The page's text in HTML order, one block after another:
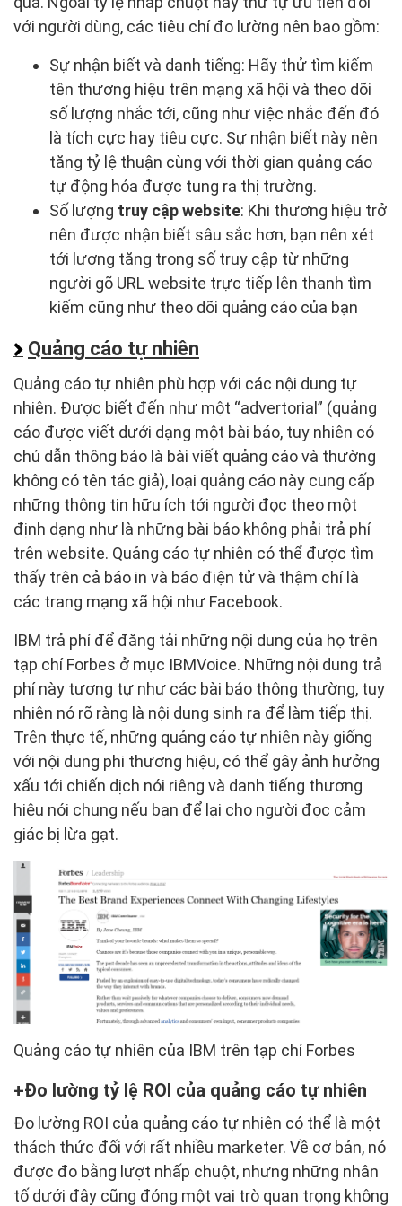
với người dùng, các tiêu chí đo lường nên bao gồm:
Sự nhận biết và danh tiếng: Hãy thử tìm kiếm
tên thương hiệu trên mạng xã hội và theo dõi
số lượng nhắc tới, cũng như việc nhắc đến đó
là tích cực hay tiêu cực. Sự nhận biết này nên
tăng tỷ lệ thuận cùng với thời gian quảng cáo
tự động hóa được tung ra thị trường.
Số lượng truy cập website: Khi thương hiệu trở
nên được nhận biết sâu sắc hơn, bạn nên xét
tới lượng tăng trong số truy cập từ những
người gõ URL website trực tiếp lên thanh tìm
kiếm cũng như theo dõi quảng cáo của bạn
Quảng cáo tự nhiên
Quảng cáo tự nhiên phù hợp với các nội dung tự
nhiên. Được biết đến như một “advertorial” (quảng
cáo được viết dưới dạng một bài báo, tuy nhiên có
chú dẫn thông báo là bài viết quảng cáo và thường
không có tên tác giả), loại quảng cáo này cung cấp
những thông tin hữu ích tới người đọc theo một
định dạng như là những bài báo không phải trả phí
trên website. Quảng cáo tự nhiên có thể được tìm
thấy trên cả báo in và báo điện tử và thậm chí là
các trang mạng xã hội như Facebook.
IBM trả phí để đăng tải những nội dung của họ trên
tạp chí Forbes ở mục IBMVoice. Những nội dung trả
phí này tương tự như các bài báo thông thường, tuy
nhiên nó rõ ràng là nội dung sinh ra để làm tiếp thị.
Trên thực tế, những quảng cáo tự nhiên này giống
với nội dung phi thương hiệu, có thể gây ảnh hưởng
xấu tới chiến dịch nói riêng và danh tiếng thương
hiệu nói chung nếu bạn để lại cho người đọc cảm
giác bị lừa gạt.
Quảng cáo tự nhiên của IBM trên tạp chí Forbes
Đo lường tỷ lệ ROI của quảng cáo tự nhiên
Đo lường ROI của quảng cáo tự nhiên có thể là một
thách thức đối với rất nhiều marketer. Về cơ bản, nó
được đo bằng lượt nhấp chuột, nhưng những nhân
tố dưới đây cũng đóng một vai trò quan trọng không